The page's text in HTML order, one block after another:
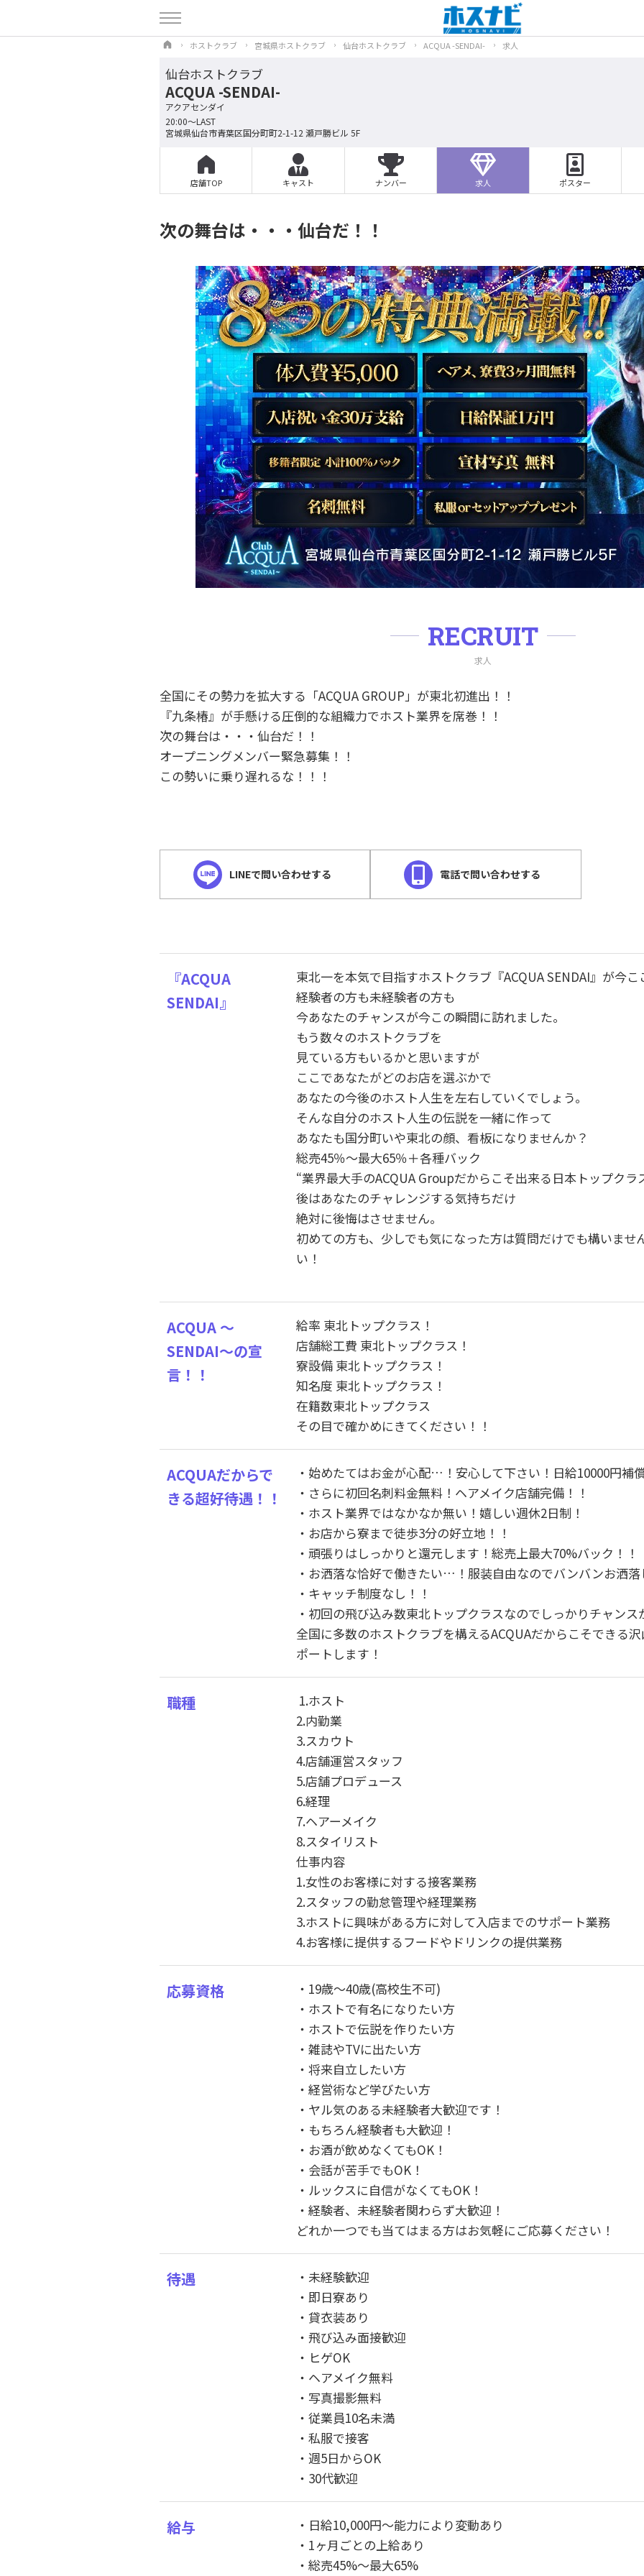
ホストクラブ 宮城県ホストクラブ 仙台ホストクラブ ACQUA -SENDAI- 求人
仙台ホストクラブ
ACQUA -SENDAI-
アクアセンダイ
20:00～LAST
宮城県仙台市青葉区国分町町2-1-12 瀬戸勝ビル 5F
店舗TOP キャスト ナンバー 求人 ポスター
次の舞台は・・・仙台だ！！
RECRUIT
求人
全国にその勢力を拡大する「ACQUA GROUP」が東北初進出！！
『九条椿』が手懸ける圧倒的な組織力でホスト業界を席巻！！
次の舞台は・・・仙台だ！！
オープニングメンバー緊急募集！！
この勢いに乗り遅れるな！！！
LINEで問い合わせする 電話で問い合わせする
『ACQUA
SENDAI』
東北一を本気で目指すホストクラブ『ACQUA SENDAI』が今こ
経験者の方も未経験者の方も
今あなたのチャンスが今この瞬間に訪れました。
もう数々のホストクラブを
見ている方もいるかと思いますが
ここであなたがどのお店を選ぶかで
あなたの今後のホスト人生を左右していくでしょう。
そんな自分のホスト人生の伝説を一緒に作って
あなたも国分町いや東北の顔、看板になりませんか？
総売45％～最大65％＋各種バック
“業界最大手のACQUA Groupだからこそ出来る日本トップクラ
後はあなたのチャレンジする気持ちだけ
絶対に後悔はさせません。
初めての方も、少しでも気になった方は質問だけでも構いませ
い！
ACQUA ～
SENDAI～の宣
言！！
給率 東北トップクラス！
店舗総工費 東北トップクラス！
寮設備 東北トップクラス！
知名度 東北トップクラス！
在籍数東北トップクラス
その目で確かめにきてください！！
ACQUAだからで
きる超好待遇！！
・始めたてはお金が心配…！安心して下さい！日給10000円補
・さらに初回名刺料金無料！ヘアメイク店舗完備！！
・ホスト業界ではなかなか無い！嬉しい週休2日制！
・お店から寮まで徒歩3分の好立地！！
・頑張りはしっかりと還元します！総売上最大70%バック！！
・お洒落な恰好で働きたい…！服装自由なのでバンバンお洒落
・キャッチ制度なし！！
・初回の飛び込み数東北トップクラスなのでしっかりチャンス
全国に多数のホストクラブを構えるACQUAだからこそできる
ポートします！
職種
1.ホスト
2.内勤業
3.スカウト
4.店舗運営スタッフ
5.店舗プロデュース
6.経理
7.ヘアーメイク
8.スタイリスト
仕事内容
1.女性のお客様に対する接客業務
2.スタッフの勤怠管理や経理業務
3.ホストに興味がある方に対して入店までのサポート業務
4.お客様に提供するフードやドリンクの提供業務
応募資格
・19歳～40歳(高校生不可)
・ホストで有名になりたい方
・ホストで伝説を作りたい方
・雑誌やTVに出たい方
・将来自立したい方
・経営術など学びたい方
・ヤル気のある未経験者大歓迎です！
・もちろん経験者も大歓迎！
・お酒が飲めなくてもOK！
・会話が苦手でもOK！
・ルックスに自信がなくてもOK！
・経験者、未経験者関わらず大歓迎！
どれか一つでも当てはまる方はお気軽にご応募ください！
待遇
・未経験歓迎
・即日寮あり
・貸衣装あり
・飛び込み面接歓迎
・ヒゲOK
・ヘアメイク無料
・写真撮影無料
・従業員10名未満
・私服で接客
・週5日からOK
・30代歓迎
給与
・日給10,000円～能力により変動あり
・1ヶ月ごとの上給あり
・総売45%～最大65%